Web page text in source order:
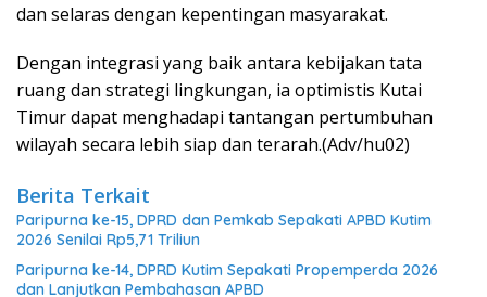
dan selaras dengan kepentingan masyarakat.
Dengan integrasi yang baik antara kebijakan tata
ruang dan strategi lingkungan, ia optimistis Kutai
Timur dapat menghadapi tantangan pertumbuhan
wilayah secara lebih siap dan terarah.(Adv/hu02)
Berita Terkait
Paripurna ke-15, DPRD dan Pemkab Sepakati APBD Kutim
2026 Senilai Rp5,71 Triliun
Paripurna ke-14, DPRD Kutim Sepakati Propemperda 2026
dan Lanjutkan Pembahasan APBD